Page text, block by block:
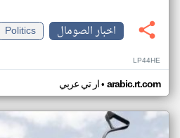
اخبار الصومال
Politics
LP44HE
ار تي عربي• arabic.rt.com